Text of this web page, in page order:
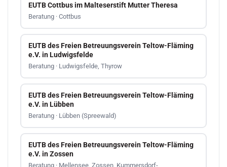
EUTB Cottbus im Malteserstift Mutter Theresa
Beratung · Cottbus
EUTB des Freien Betreuungsverein Teltow-Fläming
e.V. in Ludwigsfelde
Beratung · Ludwigsfelde, Thyrow
EUTB des Freien Betreuungsverein Teltow-Fläming
e.V. in Lübben
Beratung · Lübben (Spreewald)
EUTB des Freien Betreuungsverein Teltow-Fläming
e.V. in Zossen
Beratung · Mellensee, Zossen, Kummersdorf-